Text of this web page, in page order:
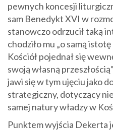
pewnych koncesji
sam Benedykt XVI w
stanowczo odrzucił taką
chodziło mu „o samą
Kościół pojednał się
swoją własną
jawi się w tym ujęciu jako
strategiczny, dotyczący
samej natury władzy w
Punktem wyjścia Dekerta